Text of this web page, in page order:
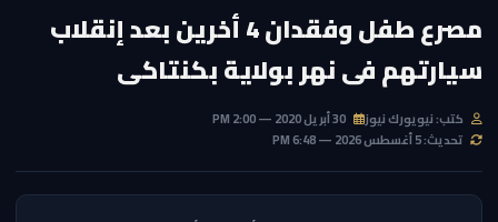
مصرع طفل وفقدان 4 أخرين بعد إنقلاب
سيارتهم فى نهر بولاية بكنتاكى
كتب: نيويورك نيوز
تحديث: 5 أغسطس 2026 — 6:48 PM